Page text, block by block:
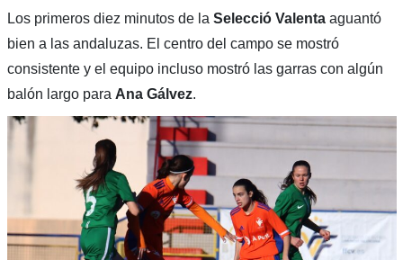
Los primeros diez minutos de la Selecció Valentaaguantó
bien a las andaluzas. El centro del campo se mostró
consistente y el equipo incluso mostró las garras con algún
balón largo para Ana Gálvez.